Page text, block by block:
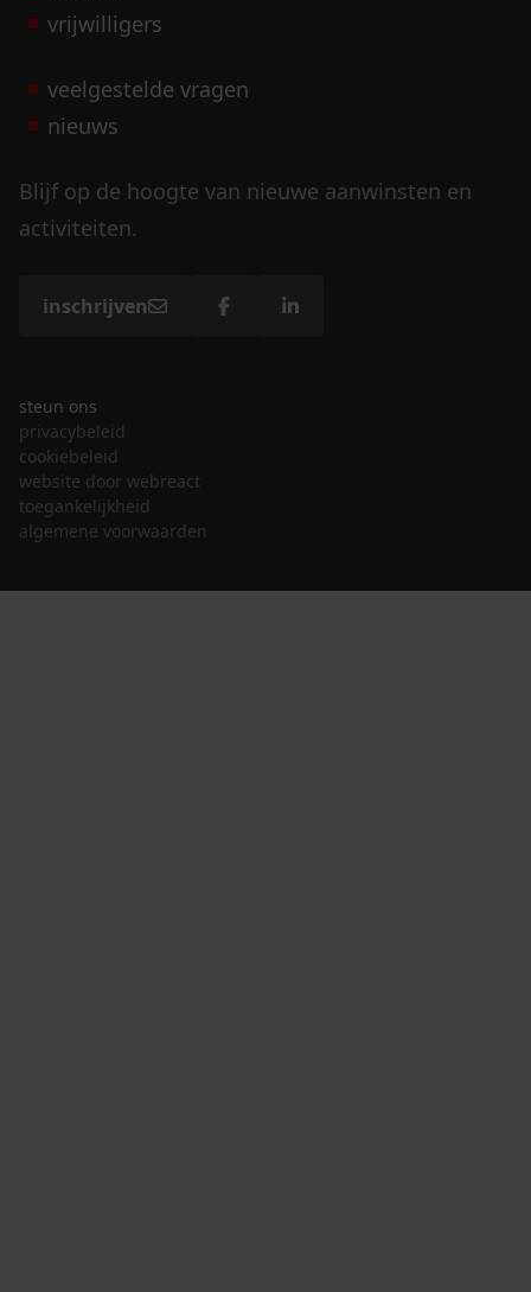
vrijwilligers
veelgestelde vragen
nieuws
Blijf op de hoogte van nieuwe aanwinsten en
activiteiten.
inschrijven
steun ons
privacybeleid
cookiebeleid
website door webreact
toegankelijkheid
algemene voorwaarden